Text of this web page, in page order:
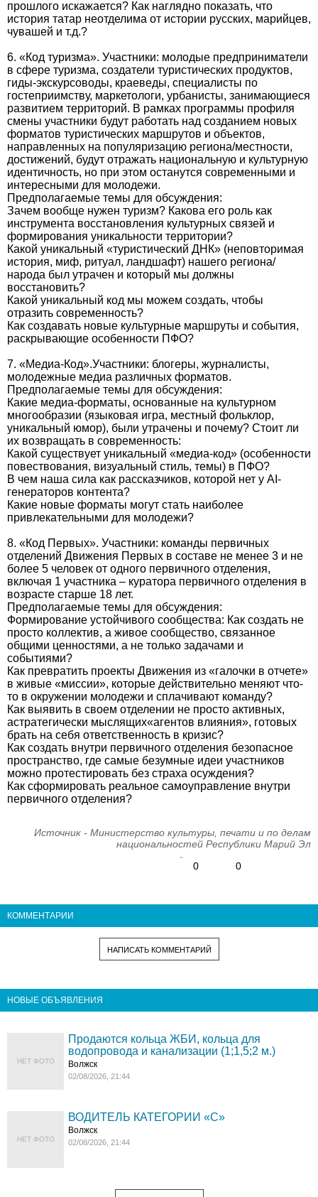
прошлого искажается? Как наглядно показать, что
история татар неотделима от истории русских, марийцев,
чувашей и т.д.?
6. «Код туризма». Участники: молодые предприниматели
в сфере туризма, создатели туристических продуктов,
гиды-экскурсоводы, краеведы, специалисты по
гостеприимству, маркетологи, урбанисты, занимающиеся
развитием территорий. В рамках программы профиля
смены участники будут работать над созданием новых
форматов туристических маршрутов и объектов,
направленных на популяризацию региона/местности,
достижений, будут отражать национальную и культурную
идентичность, но при этом останутся современными и
интересными для молодежи.
Предполагаемые темы для обсуждения:
Зачем вообще нужен туризм? Какова его роль как
инструмента восстановления культурных связей и
формирования уникальности территории?
Какой уникальный «туристический ДНК» (неповторимая
история, миф, ритуал, ландшафт) нашего региона/
народа был утрачен и который мы должны
восстановить?
Какой уникальный код мы можем создать, чтобы
отразить современность?
Как создавать новые культурные маршруты и события,
раскрывающие особенности ПФО?
7. «Медиа-Код».Участники: блогеры, журналисты,
молодежные медиа различных форматов.
Предполагаемые темы для обсуждения:
Какие медиа-форматы, основанные на культурном
многообразии (языковая игра, местный фольклор,
уникальный юмор), были утрачены и почему? Стоит ли
их возвращать в современность:
Какой существует уникальный «медиа-код» (особенности
повествования, визуальный стиль, темы) в ПФО?
В чем наша сила как рассказчиков, которой нет у AI-
генераторов контента?
Какие новые форматы могут стать наиболее
привлекательными для молодежи?
8. «Код Первых». Участники: команды первичных
отделений Движения Первых в составе не менее 3 и не
более 5 человек от одного первичного отделения,
включая 1 участника – куратора первичного отделения в
возрасте старше 18 лет.
Предполагаемые темы для обсуждения:
Формирование устойчивого сообщества: Как создать не
просто коллектив, а живое сообщество, связанное
общими ценностями, а не только задачами и
событиями?
Как превратить проекты Движения из «галочки в отчете»
в живые «миссии», которые действительно меняют что-
то в окружении молодежи и сплачивают команду?
Как выявить в своем отделении не просто активных,
астратегически мыслящих«агентов влияния», готовых
брать на себя ответственность в кризис?
Как создать внутри первичного отделения безопасное
пространство, где самые безумные идеи участников
можно протестировать без страха осуждения?
Как сформировать реальное самоуправление внутри
первичного отделения?
Источник - Министерство культуры, печати и по делам
национальностей Республики Марий Эл
0
0
КОММЕНТАРИИ
НАПИСАТЬ КОММЕНТАРИЙ
НОВЫЕ ОБЪЯВЛЕНИЯ
НЕТ ФОТО
Продаются кольца ЖБИ, кольца для
водопровода и канализации (1;1,5;2 м.)
Волжск
02/08/2026, 21:44
НЕТ ФОТО
ВОДИТЕЛЬ КАТЕГОРИИ «C»
Волжск
02/08/2026, 21:44